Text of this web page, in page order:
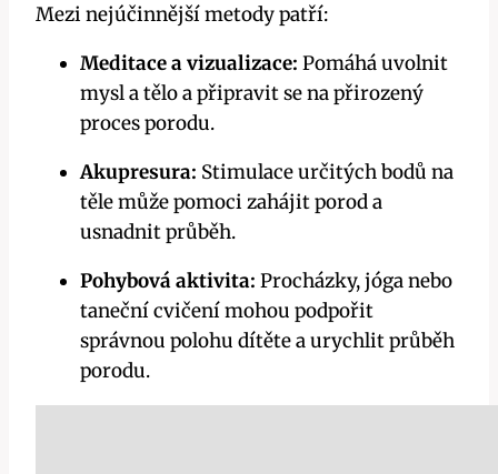
Mezi nejúčinnější metody patří:
Meditace a vizualizace: Pomáhá uvolnit
mysl a tělo a připravit se na přirozený
proces porodu.
Akupresura: Stimulace určitých bodů na
těle může pomoci zahájit porod a
usnadnit průběh.
Pohybová aktivita: Procházky, jóga nebo
taneční cvičení mohou podpořit
správnou polohu dítěte a urychlit průběh
porodu.